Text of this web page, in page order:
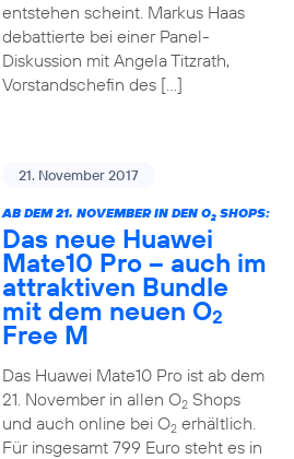
entstehen scheint. Markus Haas
debattierte bei einer Panel-
Diskussion mit Angela Titzrath,
Vorstandschefin des […]
21. November 2017
AB DEM 21. NOVEMBER IN DEN O2SHOPS:
Das neue Huawei
Mate10 Pro – auch im
attraktiven Bundle
mit dem neuen O2
Free M
Das Huawei Mate10 Pro ist ab dem
21. November in allen O2Shops
und auch online bei O2erhältlich.
Für insgesamt 799 Euro steht es in